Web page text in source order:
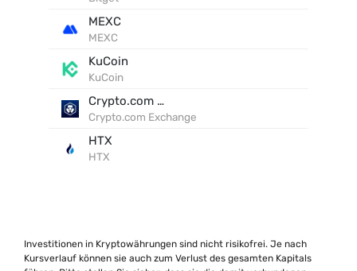
MEXC
MEXC
KuCoin
KuCoin
Crypto.com Exchange
Crypto.com Exchange
HTX
HTX
Investitionen in Kryptowährungen sind nicht risikofrei. Je nach
Kursverlauf können sie auch zum Verlust des gesamten Kapitals